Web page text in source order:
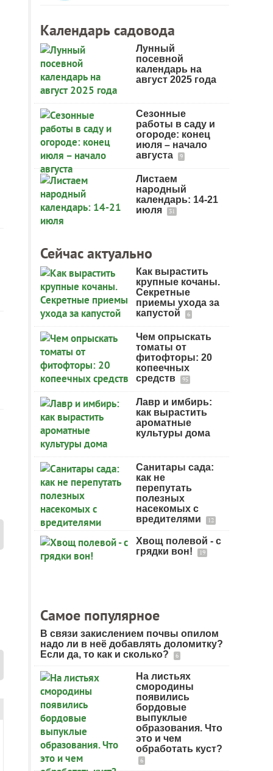
Календарь садовода
Лунный
посевной
календарь на
август 2025 года
Сезонные
работы в саду и
огороде: конец
июля – начало
августа
9
Листаем
народный
календарь: 14-21
июля
31
Сейчас актуально
Как вырастить
крупные кочаны.
Секретные
приемы ухода за
капустой
6
Чем опрыскать
томаты от
фитофторы: 20
копеечных
средств
95
Лавр и имбирь:
как вырастить
ароматные
культуры дома
Санитары сада:
как не
перепутать
полезных
насекомых с
вредителями
12
Хвощ полевой - с
грядки вон!
19
Самое популярное
В связи закислением почвы опилом
надо ли в неё добавлять доломитку?
Если да, то как и сколько?
6
На листьях
смородины
появились
бордовые
выпуклые
образования. Что
это и чем
обработать куст?
6